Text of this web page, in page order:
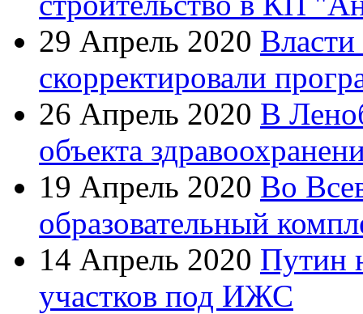
29 Апрель 2020
скорректировали
26 Апрель 2020 В
объекта
19 Апрель 2020 Во
образовательный
14 Апрель 2020 Путин
участков под ИЖС